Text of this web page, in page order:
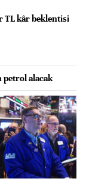
TL kâr beklentisi
petrol alacak